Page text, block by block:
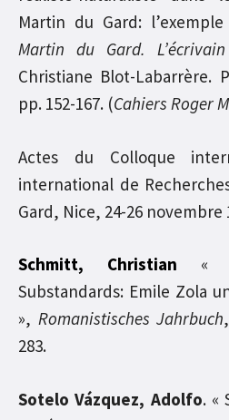
Martin du Gard:
Martin du Gard.
Christiane Blot-Labarrère.
pp. 152-167. (Cahiers Roger
Actes du Colloque
international de
Gard, Nice, 24-26 novembre
Schmitt, Christian
«
Substandards: Emile Zola
», Romanistisches Jahrbuch
283.
Sotelo Vázquez, Adolfo. «